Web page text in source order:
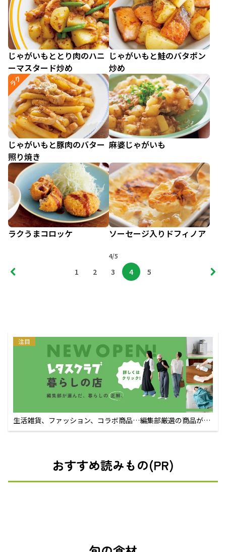
じゃがいもととり肉のハニ
ーマスタード炒め
じゃがいもと鮭のバタポン
炒め
ラク
じゃがいもと豚肉のバター
照り焼き
麻婆じゃがいも
ラクうまコロッケ ソーセージ入りドフィノア
4/5
1 2 3 4 5
注目
生活雑貨、ファッション、コラボ商品…編集部厳選の商品が買
えるECサイト
おすすめ読みもの(PR)